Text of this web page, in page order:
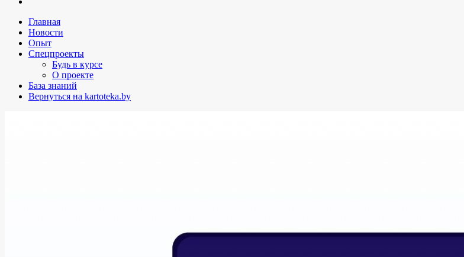
Главная
Новости
Опыт
Спецпроекты
Будь в курсе
О проекте
База знаний
Вернуться на kartoteka.by